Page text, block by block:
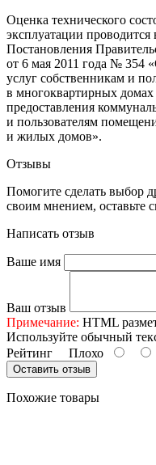
Оценка технического
эксплуатации проводится
Постановления
от 6 мая 2011 года № 354
услуг собственникам и
в многоквартирных
предоставления
и пользователям
и жилых домов».
Отзывы
Помогите сделать выбор
своим мнением, оставьте
Написать отзыв
Ваше имя
Ваш отзыв
Примечание: HTML
Используйте обычный
Рейтинг Плохо
Оставить отзыв
Похожие товары